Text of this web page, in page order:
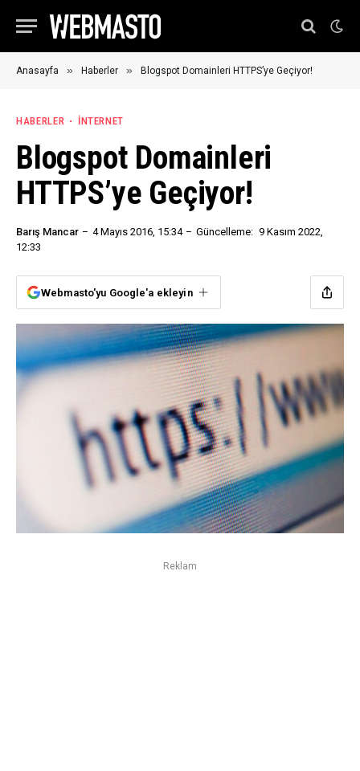
Anasayfa » Haberler » Blogspot Domainleri HTTPS’ye Geçiyor!
HABERLER İNTERNET
Blogspot Domainleri
HTTPS’ye Geçiyor!
Barış Mancar 4 Mayıs 2016, 15:34 Güncelleme: 9 Kasım 2022,
12:33
Webmasto'yu Google'a ekleyin
Reklam